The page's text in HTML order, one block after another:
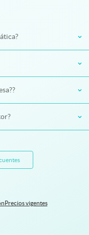
Precios vigentes